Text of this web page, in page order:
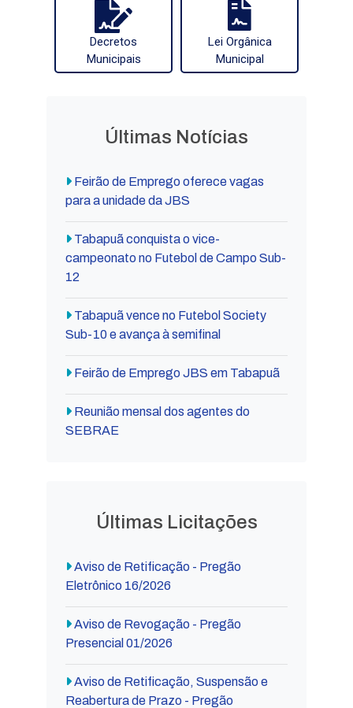
Decretos
Municipais
Lei Orgânica
Municipal
Últimas Notícias
Feirão de Emprego oferece vagas
para a unidade da JBS
Tabapuã conquista o vice-
campeonato no Futebol de Campo Sub-
12
Tabapuã vence no Futebol Society
Sub-10 e avança à semifinal
Feirão de Emprego JBS em Tabapuã
Reunião mensal dos agentes do
SEBRAE
Últimas Licitações
Aviso de Retificação - Pregão
Eletrônico 16/2026
Aviso de Revogação - Pregão
Presencial 01/2026
Aviso de Retificação, Suspensão e
Reabertura de Prazo - Pregão